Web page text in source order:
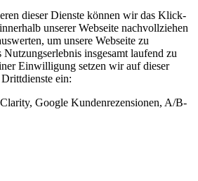
dieser Dienste können wir das Klick-
unserer Webseite nachvollziehen
um unsere Webseite zu
Nutzungserlebnis insgesamt laufend zu
Einwilligung setzen wir auf dieser
ein:
Google Kundenrezensionen, A/B-